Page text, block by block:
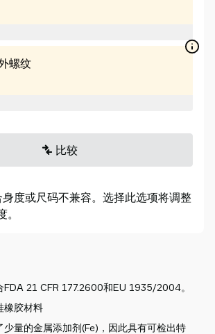
螺纹
比较
度或尺码不兼容。选择此选项将调整
FDA 21 CFR 177.2600和EU 1935/2004。
橡胶材料
少量的金属添加剂(Fe)，因此具有可检出特